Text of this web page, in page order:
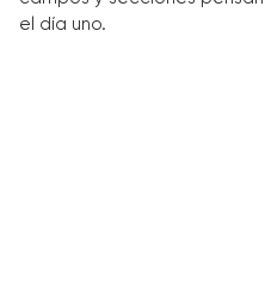
el día uno.